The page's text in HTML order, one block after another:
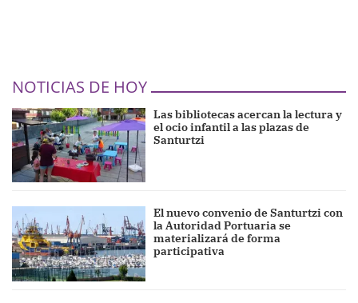
NOTICIAS DE HOY
Las bibliotecas acercan la lectura y
el ocio infantil a las plazas de
Santurtzi
El nuevo convenio de Santurtzi con
la Autoridad Portuaria se
materializará de forma
participativa